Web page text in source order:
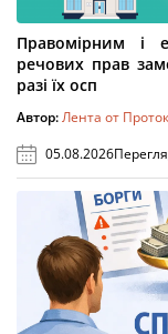
Правомірним і
речових прав
разі їх осп
Автор:Лента от
05.08.2026